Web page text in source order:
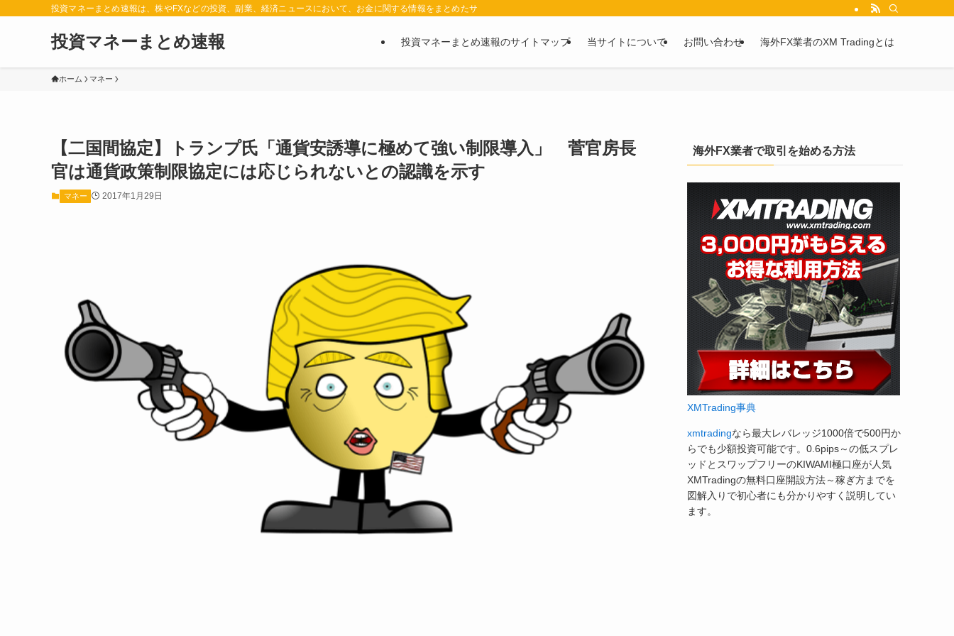
投資マネーまとめ速報は、株やFXなどの投資、副業、経済ニュースにおいて、お金に関する情報をまとめたサイトです。お金に関する情報の口コミや評判を2chや5chからピックアップしています。
投資マネーまとめ速報 投資マネーまとめ速報のサイトマップ 当サイトについて お問い合わせ 海外FX業者のXM Tradingとは
ホーム マネー
【二国間協定】トランプ氏「通貨安誘導に極めて強い制限導入」 菅官房長
官は通貨政策制限協定には応じられないとの認識を示す
マネー 2017年1月29日
海外FX業者で取引を始める方法
XMTrading事典
xmtradingなら最大レバレッジ1000倍で500円か
らでも少額投資可能です。0.6pips～の低スプレ
ッドとスワップフリーのKIWAMI極口座が人気
XMTradingの無料口座開設方法～稼ぎ方までを
図解入りで初心者にも分かりやすく説明してい
ます。